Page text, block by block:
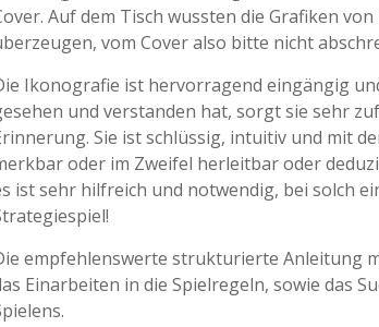
Auf dem Tisch wussten die Grafiken
vom Cover also bitte nicht
Ikonografie ist hervorragend eingängig
und verstanden hat, sorgt sie sehr
Sie ist schlüssig, intuitiv und mit
oder im Zweifel herleitbar oder
ist sehr hilfreich und notwendig, bei solch
empfehlenswerte strukturierte Anleitung
Einarbeiten in die Spielregeln, sowie das